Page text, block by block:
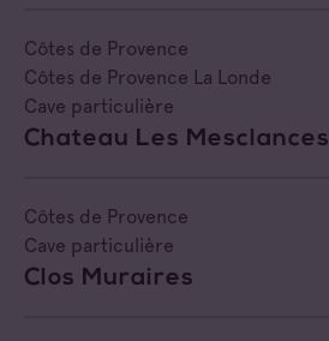
Négociant Local
Côtes de Provence
Côtes de Provence La Londe
Cave particulière
Chateau Les Mesclances
Côtes de Provence
Cave particulière
Clos Muraires